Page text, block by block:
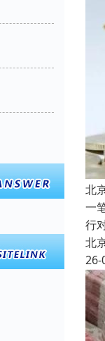
北
一
行
北
26-